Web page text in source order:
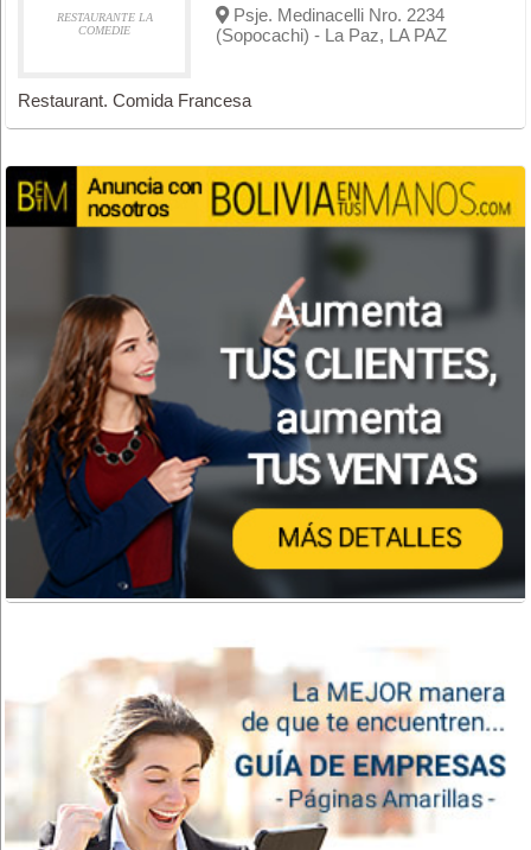
RESTAURANTE LA
COMEDIE
Psje. Medinacelli Nro. 2234
(Sopocachi) - La Paz, LA PAZ
Restaurant. Comida Francesa